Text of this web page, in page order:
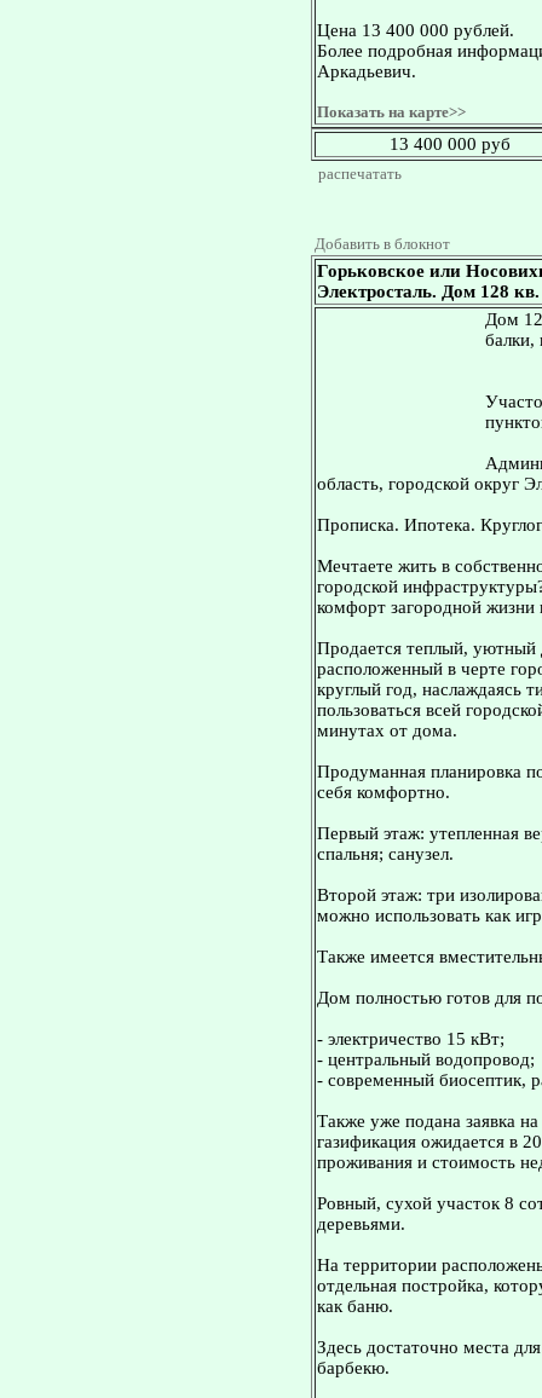
Цена 13 400 000 рублей.
Более подробная
Аркадьевич.
Показать на карте>>
13 400 000 руб
распечатать
Добавить в блокнот
Горьковское или
Электросталь. Дом 128
Дом
балки,
область, городской округ
Прописка. Ипотека.
Мечтаете жить в
городской
комфорт загородной жизни
Продается теплый, уютный
расположенный в черте
круглый год, наслаждаясь
пользоваться всей
минутах от дома.
Продуманная планировка
себя комфортно.
Первый этаж: утепленная
спальня; санузел.
Второй этаж: три
можно использовать как
Также имеется
Дом полностью готов для
- электричество 15 кВт;
- центральный водопровод;
- современный биосептик,
Также уже подана заявка
газификация ожидается в
проживания и стоимость
Ровный, сухой участок 8
деревьями.
На территории
отдельная постройка,
как баню.
Здесь достаточно места
барбекю.